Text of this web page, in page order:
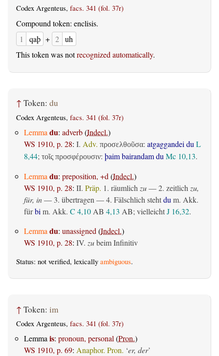
Codex Argenteus, facs. 341 (fol. 37r)
Compound token: enclisis.
1
qaþ + 2 uh
This token was notrecognized automatically.
↑ Token: du
Codex Argenteus, facs. 341 (fol. 37r)
Lemma du: adverb(Indecl.)
WS 1910, p. 28: I. Adv. προσελθοῦσα: atgaggandei du L
8,44; τοῖς προσφέρουσιν: þaim bairandam du Mc 10,13.
Lemma du: preposition, +d (Indecl.)
WS 1910, p. 28: II. Präp. 1. räumlich zu— 2. zeitlich zu,
für, in— 3. übertragen — 4. Fälschlich stehtdu m. Akk.
fürbi m. Akk. C 4,10 AB 4,13 AB; vielleichtJ 16,32.
Lemma du: unassigned (Indecl.)
WS 1910, p. 28: IV. zubeim Infinitiv
Status: not verified, lexically ambiguous.
↑ Token: im
Codex Argenteus, facs. 341 (fol. 37r)
Lemmais: pronoun, personal(Pron.)
WS 1910, p. 69: Anaphor. Pron. ‘er, der’